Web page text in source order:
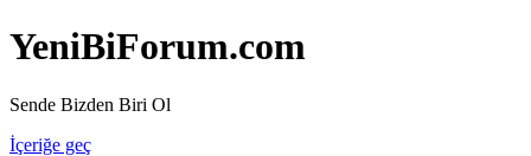
YeniBiForum.com
Sende Bizden Biri Ol
İçeriğe geç